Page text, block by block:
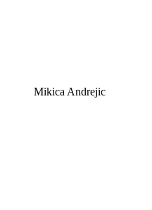
Mikica Andrejic